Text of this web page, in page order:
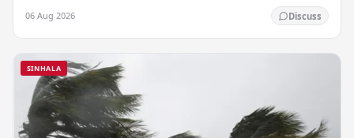
06 Aug 2026 Discuss
SINHALA